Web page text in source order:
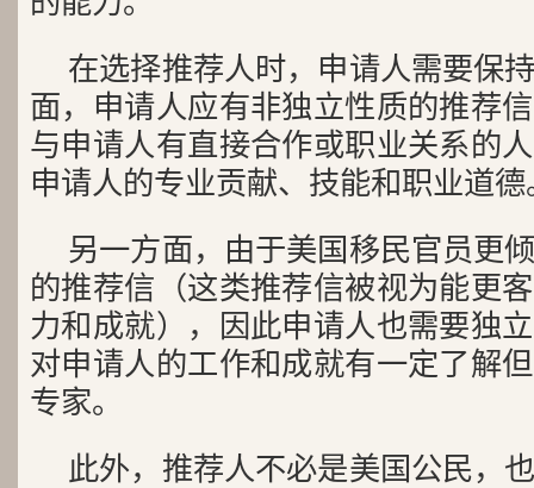
在选择推荐人时，申请人需要保
面，申请人应有非独立性质的推荐
与申请人有直接合作或职业关系的
申请人的专业贡献、技能和职业道德
另一方面，由于美国移民官员更
的推荐信（这类推荐信被视为能更
力和成就），因此申请人也需要独
对申请人的工作和成就有一定了解
专家。
此外，推荐人不必是美国公民，